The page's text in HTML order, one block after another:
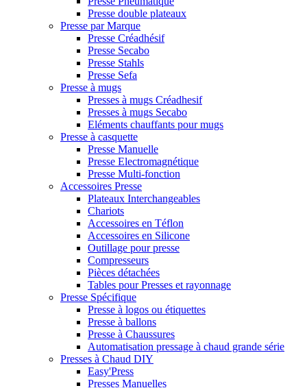
Presse double plateaux
Presse par Marque
Presse Créadhésif
Presse Secabo
Presse Stahls
Presse Sefa
Presse à mugs
Presses à mugs Créadhesif
Presses à mugs Secabo
Eléments chauffants pour mugs
Presse à casquette
Presse Manuelle
Presse Electromagnétique
Presse Multi-fonction
Accessoires Presse
Plateaux Interchangeables
Chariots
Accessoires en Téflon
Accessoires en Silicone
Outillage pour presse
Compresseurs
Pièces détachées
Tables pour Presses et rayonnage
Presse Spécifique
Presse à logos ou étiquettes
Presse à ballons
Presse à Chaussures
Automatisation pressage à chaud grande série
Presses à Chaud DIY
Easy'Press
Presses Manuelles